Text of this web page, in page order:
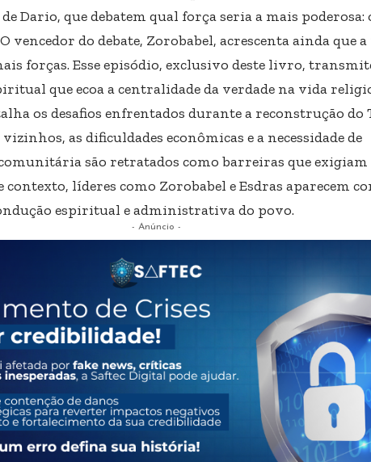
Dario, que debatem qual força seria a mais
vencedor do debate, Zorobabel, acrescenta ainda que
forças. Esse episódio, exclusivo deste livro,
que ecoa a centralidade da verdade na vida
os desafios enfrentados durante a reconstrução do
as dificuldades econômicas e a necessidade de
são retratados como barreiras que exigiam
contexto, líderes como Zorobabel e Esdras aparecem
espiritual e administrativa do povo.
- Anúncio -